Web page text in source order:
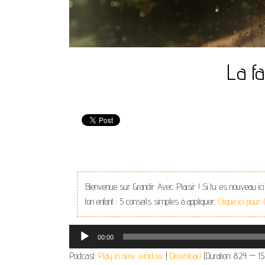
La
Bienvenue sur Grandir Avec Plaisir ! Si tu es nouveau
ton enfant : 5 conseils simples à appliquer. Clique ici
Lecteur
audio
00:00
Podcast: Play in new window | Download (Duration: 8:24 —